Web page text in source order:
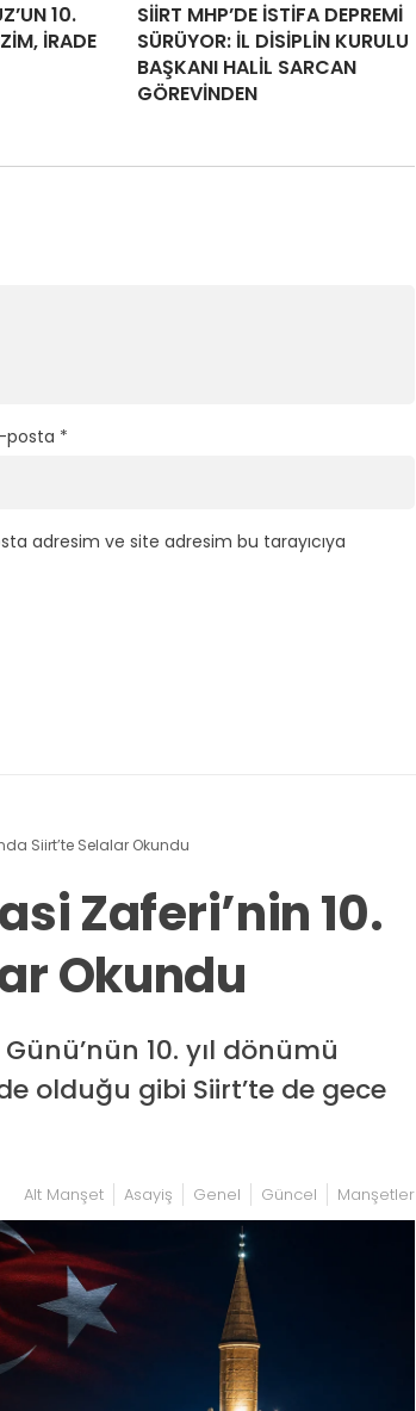
10.
İRADE
SİİRT MHP’DE İSTİFA DEPREMİ
SÜRÜYOR: İL DİSİPLİN KURULU
BAŞKANI HALİL SARCAN
GÖREVİNDEN
posta *
adresim ve site adresim bu tarayıcıya
Siirt’te Selalar Okundu
Zaferi’nin 10.
Okundu
10. yıl dönümü
olduğu gibi Siirt’te de gece
Alt Manşet Asayiş Genel Güncel Manşetler